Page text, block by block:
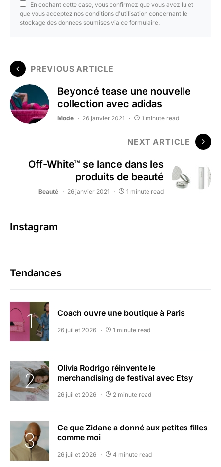
En cochant cette case, vous confirmez que vous avez lu et
que vous acceptez nos conditions d'utilisation concernant le
stockage des données soumises via ce formulaire.
PREVIOUS ARTICLE
Beyoncé tease une nouvelle
collection avec adidas
Mode 26 janvier 2021 1 minute read
NEXT ARTICLE
Off-White™ se lance dans les
produits de beauté
Beauté 26 janvier 2021 1 minute read
Instagram
Tendances
Coach ouvre une boutique à Paris
26 juillet 2026 1 minute read
Olivia Rodrigo réinvente le
merchandising de festival avec Etsy
26 juillet 2026 2 minute read
Ce que Zidane a donné aux petites filles
comme moi
26 juillet 2026 4 minute read